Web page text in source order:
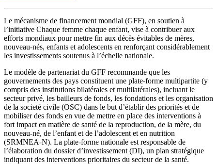
Le mécanisme de financement mondial (GFF), en soutien à
l’initiative Chaque femme chaque enfant, vise à contribuer aux
efforts mondiaux pour mettre fin aux décès évitables de mères,
nouveau-nés, enfants et adolescents en renforçant considérablement
les investissements soutenus à l’échelle nationale.
Le modèle de partenariat du GFF recommande que les
gouvernements des pays constituent une plate-forme multipartite (y
compris des institutions bilatérales et multilatérales), incluant le
secteur privé, les bailleurs de fonds, les fondations et les organisation
de la societé civile (OSC) dans le but d’établir des priorités et de
mobiliser des fonds en vue de mettre en place des interventions à
fort impact en matière de santé de la reproduction, de la mère, du
nouveau-né, de l’enfant et de l’adolescent et en nutrition
(SRMNEA-N). La plate-forme nationale est responsable de
l’élaboration du dossier d’investissement (DI), un plan stratégique
indiquant des interventions prioritaires du secteur de la santé.